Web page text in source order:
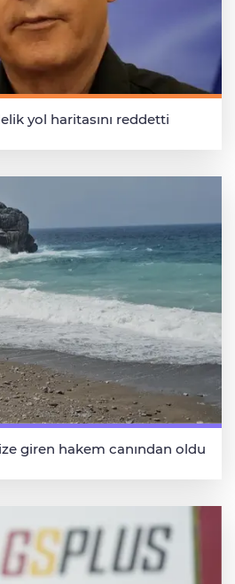
yol haritasını reddetti
giren hakem canından oldu